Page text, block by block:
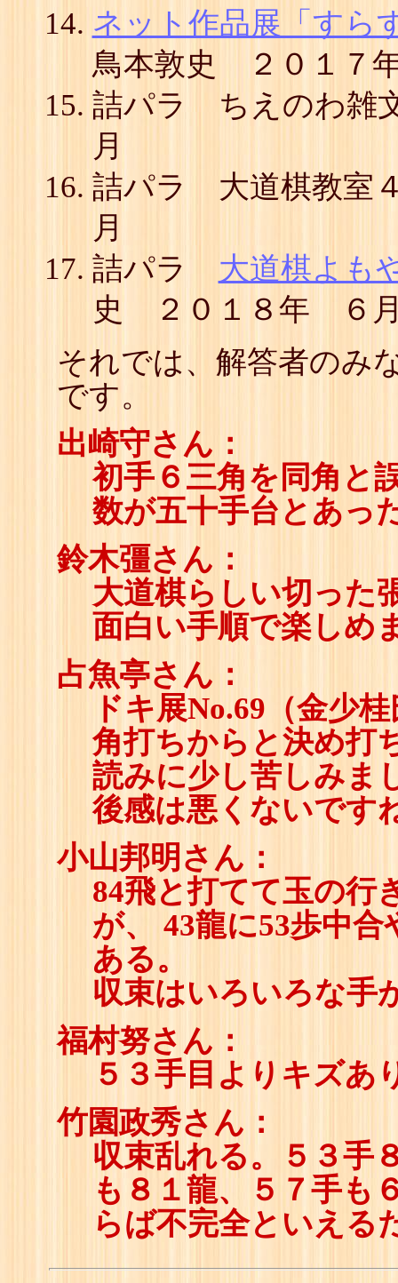
ネット作品展「すら
鳥本敦史 ２０１７
詰パラ ちえのわ
月
詰パラ 大道棋教室
月
詰パラ 大道棋よも
史 ２０１８年 ６
それでは、解答者のみ
です。
出崎守さん：
初手６三角を同角と
数が五十手台とあっ
鈴木彊さん：
大道棋らしい切った
面白い手順で楽しめ
占魚亭さん：
ドキ展No.69（金少
角打ちからと決め打
読みに少し苦しみま
後感は悪くないです
小山邦明さん：
84飛と打てて玉の行
が、 43龍に53歩中
ある。
収束はいろいろな手
福村努さん：
５３手目よりキズあ
竹園政秀さん：
収束乱れる。５３手
も８１龍、５７手も
らば不完全といえる